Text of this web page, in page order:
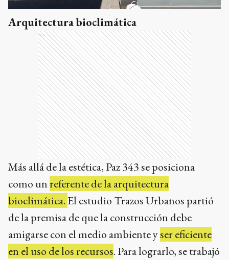
Arquitectura bioclimática
Ads
Más allá de la estética, Paz 343 se posiciona
como unreferente de la arquitectura
bioclimática.El estudio Trazos Urbanos partió
de la premisa de que la construcción debe
amigarse con el medio ambiente yser eficiente
en el uso de los recursos. Para lograrlo, se trabajó